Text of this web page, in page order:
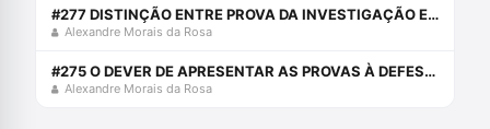
#277 DISTINÇÃO ENTRE PROVA DA INVESTIGAÇÃO E PROVA JUDICIAL
Alexandre Morais da Rosa
#275 O DEVER DE APRESENTAR AS PROVAS À DEFESA: CHERRY PICKING PROBATÓRIO
Alexandre Morais da Rosa